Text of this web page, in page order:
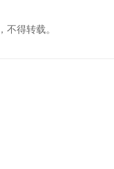
得转载。